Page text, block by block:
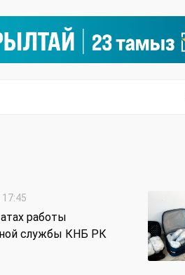
17:45
работы
службы КНБ РК